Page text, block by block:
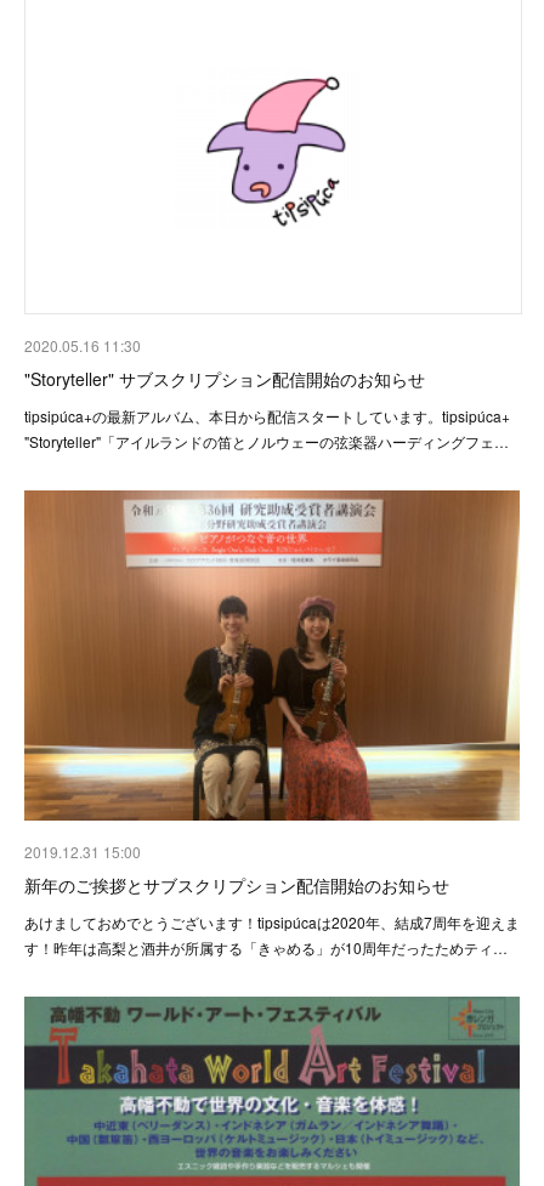
2020.05.16 11:30
"Storyteller" サブスクリプション配信開始のお知らせ
tipsipúca+の最新アルバム、本日から配信スタートしています。tipsipúca+
"Storyteller"「アイルランドの笛とノルウェーの弦楽器ハーディングフェ…
2019.12.31 15:00
新年のご挨拶とサブスクリプション配信開始のお知らせ
あけましておめでとうございます！tipsipúcaは2020年、結成7周年を迎えま
す！昨年は高梨と酒井が所属する「きゃめる」が10周年だったためティ…